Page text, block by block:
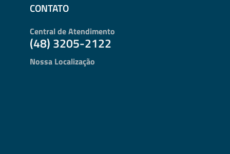
CONTATO
Central de Atendimento
(48) 3205-2122
Nossa Localização